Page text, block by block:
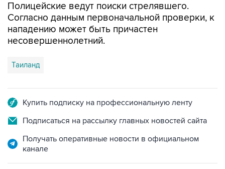
Полицейские ведут поиски стрелявшего.
Согласно данным первоначальной проверки, к
нападению может быть причастен
несовершеннолетний.
Таиланд
Купить подписку на профессиональную ленту
Подписаться на рассылку главных новостей сайта
Получать оперативные новости в официальном
канале